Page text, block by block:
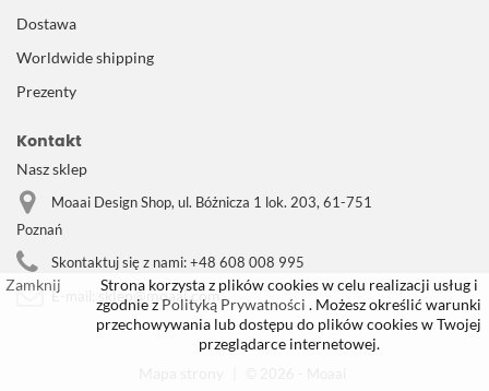
Dostawa
Worldwide shipping
Prezenty
Kontakt
Nasz sklep
Moaai Design Shop, ul. Bóżnicza 1 lok. 203, 61-751
Poznań
Skontaktuj się z nami:+48 608 008 995
E-mail:
sklep@moaai.com
Zamknij
Strona korzysta z plików cookies w celu realizacji usług i
zgodnie z Polityką Prywatności . Możesz określić warunki
przechowywania lub dostępu do plików cookies w Twojej
przeglądarce internetowej.